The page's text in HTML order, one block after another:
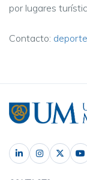
por lugares
Contacto: